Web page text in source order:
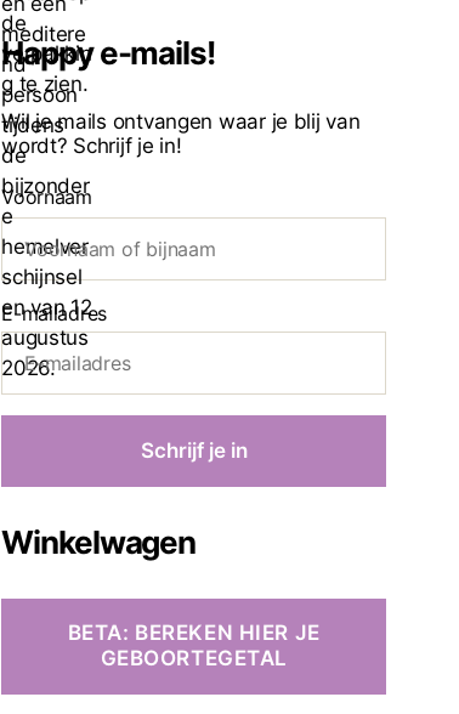
Happy e-mails!
Wil je mails ontvangen waar je blij van
wordt? Schrijf je in!
Voornaam
E-mailadres
Winkelwagen
BETA: BEREKEN HIER JE
GEBOORTEGETAL